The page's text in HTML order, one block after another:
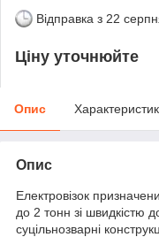
Відправка з 22
Ціну уточнюйте
Опис
Опис
Електровізок
до 2 тонн зі швидкістю
суцільнозварні